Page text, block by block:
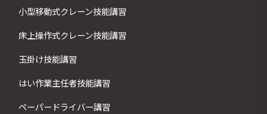
小型移動式クレーン技能講習
床上操作式クレーン技能講習
玉掛け技能講習
はい作業主任者技能講習
ペーパードライバー講習